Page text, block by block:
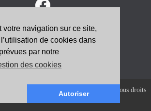
votre navigation sur ce site,
de cookies dans
par notre
des cookies
Autoriser
ABONNEZ-VOUS
Catholique Internationale COMMUNIO. Tous droits